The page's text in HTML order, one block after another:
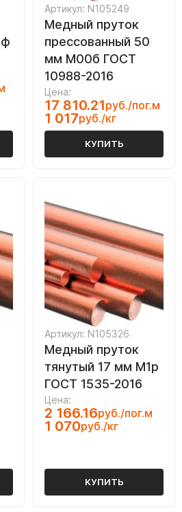
Артикул: N105249
Медный пруток
прессованный 50
мм М00б ГОСТ
10988-2016
Цена:
17 810.21руб./пог.м
1 017руб./кг
КУПИТЬ
Артикул: N105326
Медный пруток
тянутый 17 мм М1р
ГОСТ 1535-2016
Цена:
2 166.16руб./пог.м
1 070руб./кг
КУПИТЬ